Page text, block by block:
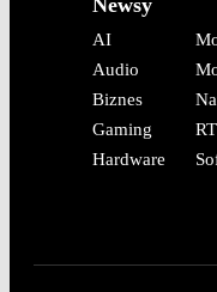
AI
Audio
Biznes
Gaming
Hardware